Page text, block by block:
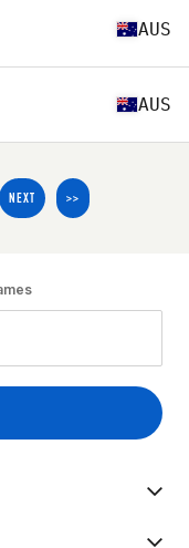
AUS
AUS
NEXT >>